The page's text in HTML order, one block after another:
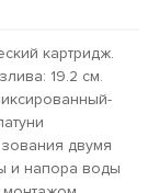
картридж.
19.2 см.
двумя
и напора воды